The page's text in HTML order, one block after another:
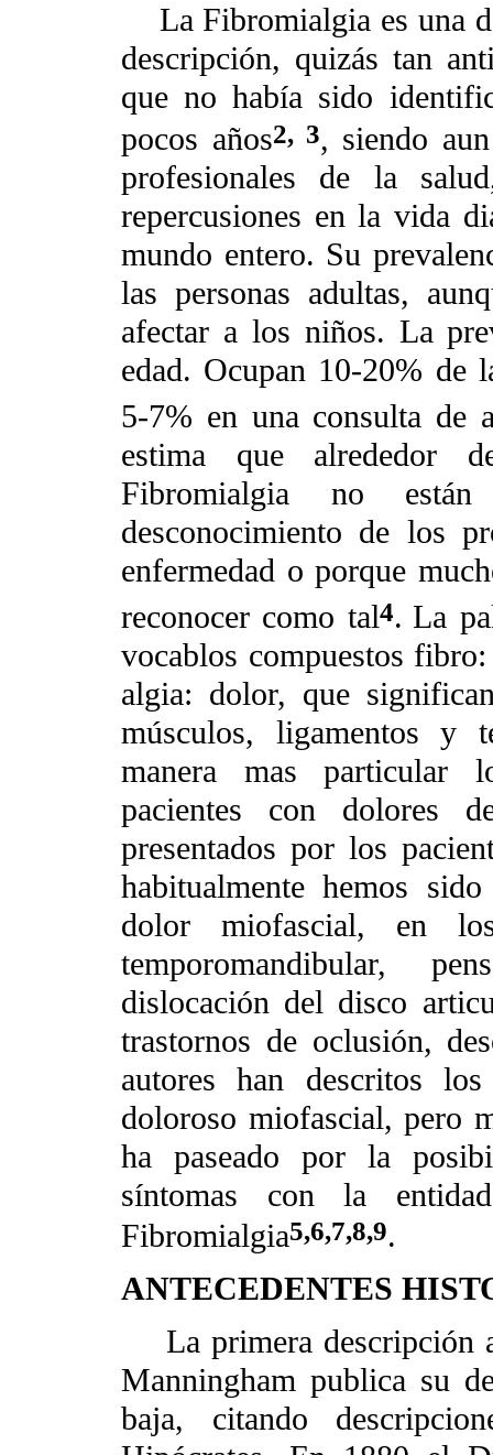
La Fibromialgia es una
descripción, quizás tan
que no había sido
pocos años2, 3, siendo
profesionales de la
repercusiones en la vida
mundo entero. Su
las personas adultas,
afectar a los niños. La
edad. Ocupan 10-20% de
5-7% en una consulta de
estima que alrededor
Fibromialgia no
desconocimiento de los
enfermedad o porque
reconocer como tal4. La
vocablos compuestos
algia: dolor, que
músculos, ligamentos y
manera mas particular
pacientes con dolores
presentados por los
habitualmente hemos
dolor miofascial, en
temporomandibular,
dislocación del disco
trastornos de oclusión,
autores han descritos
doloroso miofascial, pero
ha paseado por la
síntomas con la
Fibromialgia5,6,7,8,9.
ANTECEDENTES
La primera descripción
Manningham publica su
baja, citando